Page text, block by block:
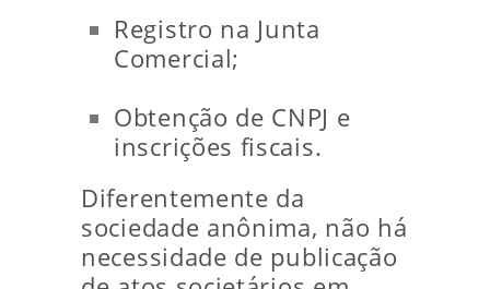
Registro na Junta
Comercial;
Obtenção de CNPJ e
inscrições fiscais.
Diferentemente da
sociedade anônima, não há
necessidade de publicação